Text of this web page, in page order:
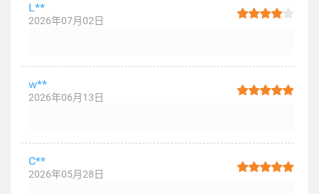
L**
2026年07月02日
w**
2026年06月13日
C**
2026年05月28日